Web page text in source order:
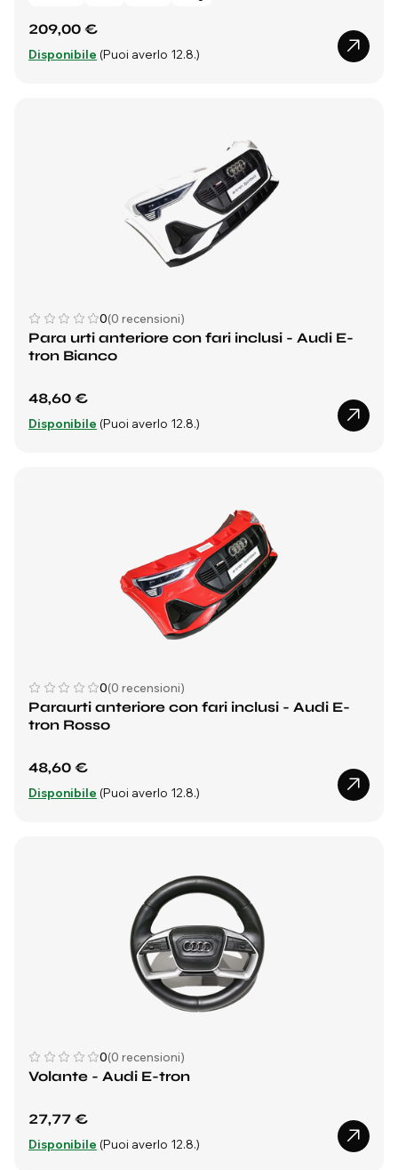
209,00 €
Disponibile (Puoi averlo 12.8.)
0(0 recensioni)
Para urti anteriore con fari inclusi - Audi E-
tron Bianco
48,60 €
Disponibile (Puoi averlo 12.8.)
0(0 recensioni)
Paraurti anteriore con fari inclusi - Audi E-
tron Rosso
48,60 €
Disponibile (Puoi averlo 12.8.)
0(0 recensioni)
Volante - Audi E-tron
27,77 €
Disponibile (Puoi averlo 12.8.)